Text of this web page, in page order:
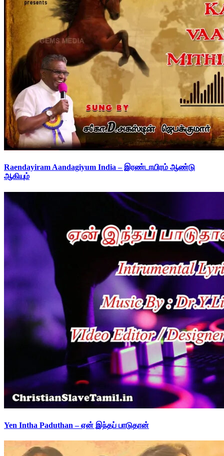
Raendayiram Aandagiyum India – இரண்டாயிரம் ஆண்டு
ஆகியும்
Yen Intha Paduthan – ஏன் இந்தப் பாடுதான்